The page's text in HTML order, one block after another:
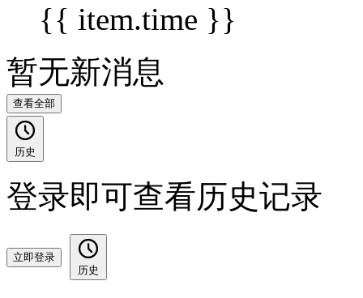
{{ item.time }}
暂无新消息
查看全部
历史
登录即可查看历史记录
立即登录
历史